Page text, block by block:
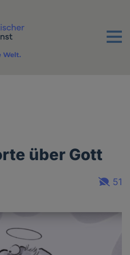
Menu
Welt.
über Gott
51